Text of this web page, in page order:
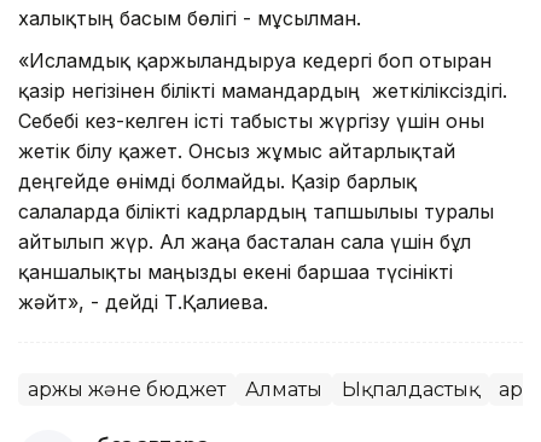
халықтың басым бөлігі - мұсылман.
«Исламдық қаржыландыруға кедергі боп отырған
қазір негізінен білікті мамандардың жеткіліксіздігі.
Себебі кез-келген істі табысты жүргізу үшін оны
жетік білу қажет. Онсыз жұмыс айтарлықтай
деңгейде өнімді болмайды. Қазір барлық
салаларда білікті кадрлардың тапшылығы туралы
айтылып жүр. Ал жаңа басталған сала үшін бұл
қаншалықты маңызды екені баршаға түсінікті
жәйт», - дейді Т.Қалиева.
Қаржы және бюджет Алматы Ықпалдастық